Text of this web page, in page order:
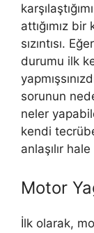
attığımız
sızıntısı.
durumu ilk
sorunun
neler
kendi
anlaşılır
Motor
İlk olarak,